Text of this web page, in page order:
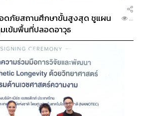
ดภัยสถานศึกษาขั้นสูงสุด ชูแผน
เข้มพื้นที่ปลอดอาวุธ
...